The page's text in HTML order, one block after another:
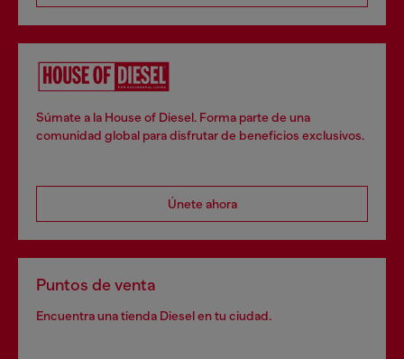
Súmate a la House of Diesel. Forma parte de una
comunidad global para disfrutar de beneficios exclusivos.
Únete ahora
Puntos de venta
Encuentra una tienda Diesel en tu ciudad.